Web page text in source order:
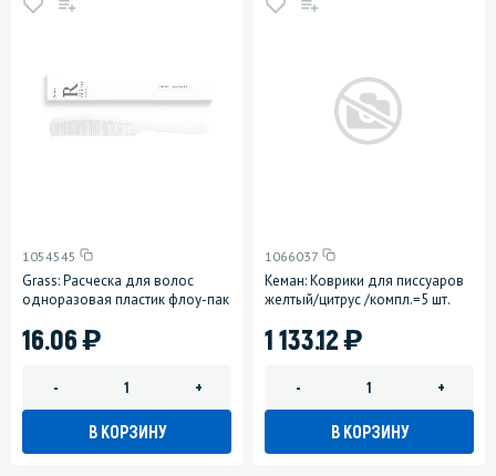
1054545
Grass: Расческа для волос
одноразовая пластик флоу-пак
16.06)
- +
В КОРЗИНУ
1066037
Кеман: Коврики для писсуаров
желтый/цитрус /компл.=5 шт.
1 133.12)
- +
В КОРЗИНУ